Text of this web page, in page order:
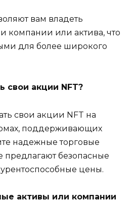
вам владеть
или актива, что
для более широкого
свои акции NFT?
свои акции NFT на
поддерживающих
надежные торговые
предлагают безопасные
цены.
активы или компании